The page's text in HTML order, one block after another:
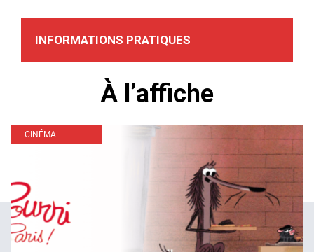
INFORMATIONS PRATIQUES
À l’affiche
CINÉMA